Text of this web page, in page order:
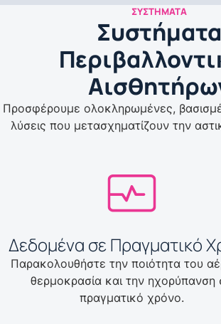
ΣΥΣΤΉΜΑΤΑ
Συστήματα
Προσφέρουμε ολοκληρωμένες,
λύσεις που μετασχηματίζουν την
Δεδομένα σε Πραγματικό
Παρακολουθήστε την ποιότητα του
θερμοκρασία και την ηχορύπανση
πραγματικό χρόνο.